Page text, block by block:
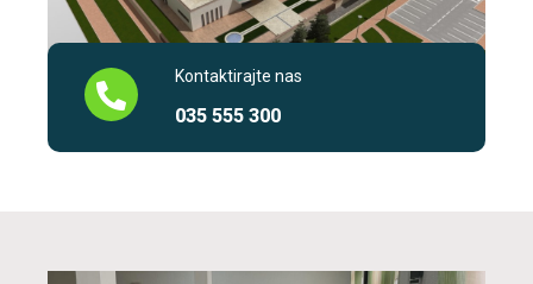
Kontaktirajte nas
035 555 300